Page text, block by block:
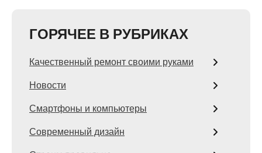
ГОРЯЧЕЕ В РУБРИКАХ
Качественный ремонт своими руками
Новости
Смартфоны и компьютеры
Современный дизайн